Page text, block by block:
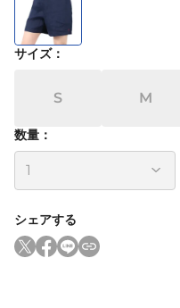
サイズ：
S M
数量：
シェアする